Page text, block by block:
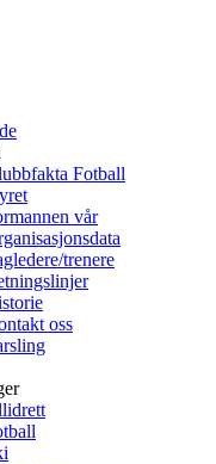
Fotball
vår
trenere
oss